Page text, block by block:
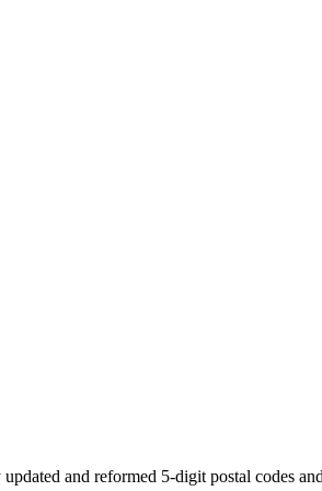
and reformed 5-digit postal codes